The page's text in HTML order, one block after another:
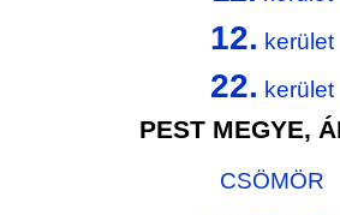
12. kerület
22. kerület
PEST MEGYE,
CSÖMÖR